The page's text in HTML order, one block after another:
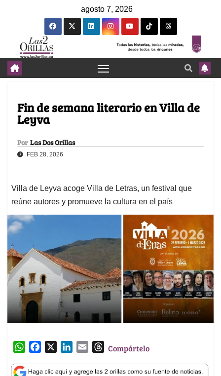
agosto 7, 2026
Fin de semana literario en Villa de
Leyva
Por Las Dos Orillas
FEB 28, 2026
Villa de Leyva acoge Villa de Letras, un festival que
reúne autores y promueve la cultura en el país
W
a
c
n
a
T
r
Compártelo